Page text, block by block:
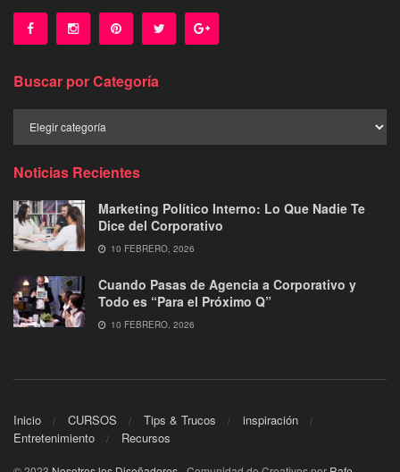
Buscar por Categoría
por
Noticias Recientes
Marketing Político Interno: Lo Que Nadie Te
Dice del Corporativo
10 FEBRERO, 2026
Cuando Pasas de Agencia a Corporativo y
Todo es “Para el Próximo Q”
10 FEBRERO, 2026
Inicio CURSOS Tips & Trucos
inspiración
Entretenimiento
Recursos